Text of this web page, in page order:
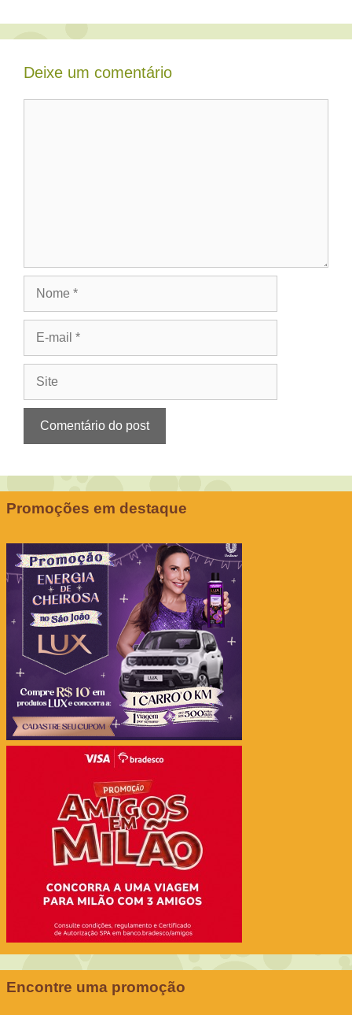
Deixe um comentário
Promoções em destaque
Encontre uma promoção